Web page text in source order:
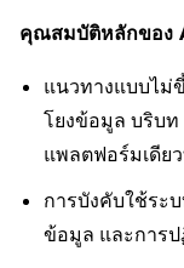
คุณสมบัติหลักของ
แนวทางแบบไม่
โยงข้อมูล บริบ
แพลตฟอร์มเดีย
การบังคับใช้ระ
ข้อมูล และการ